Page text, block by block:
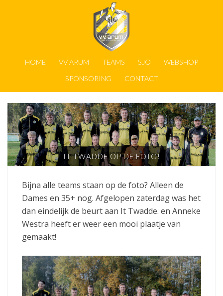
HOME VV ARUM TEAMS SJO
WEBSHOP
SPONSORING
CONTACT
IT TWADDE OP DE FOTO!
Bijna alle teams staan op de foto? Alleen de
Dames en 35+ nog. Afgelopen zaterdag was het
dan eindelijk de beurt aan It Twadde. en Anneke
Westra heeft er weer een mooi plaatje van
gemaakt!